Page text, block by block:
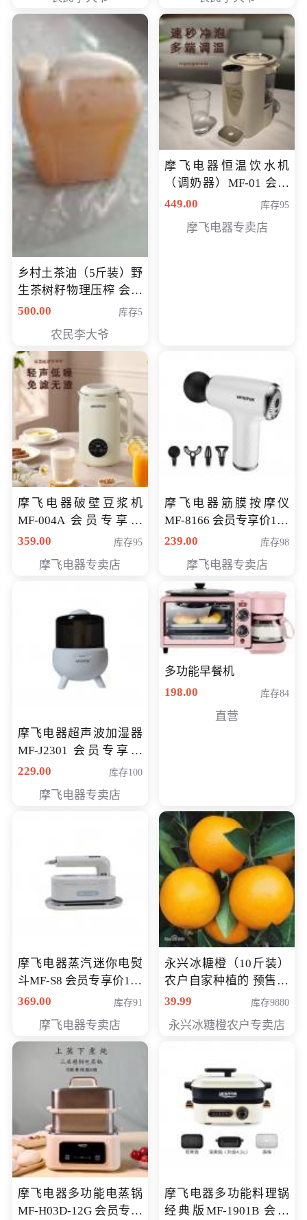
乡村土茶油（5斤装）野
生茶树籽物理压榨 会员
专享价400元
500.00 库存5
农民李大爷
摩飞电器恒温饮水机
（调奶器）MF-01 会员
专享价366元
449.00 库存95
摩飞电器专卖店
摩飞电器破壁豆浆机
MF-004A 会员专享价
168元
359.00 库存95
摩飞电器专卖店
摩飞电器筋膜按摩仪
MF-8166 会员专享价168
元
239.00 库存98
摩飞电器专卖店
摩飞电器超声波加湿器
MF-J2301 会员专享价
168元
229.00 库存100
摩飞电器专卖店
多功能早餐机
198.00
库存84
直营
摩飞电器蒸汽迷你电熨
斗MF-S8 会员专享价168
元
369.00 库存91
摩飞电器专卖店
永兴冰糖橙（10斤装）
农户自家种植的 预售10
万斤 会员包邮专享价
39.99 库存9880
永兴冰糖橙农户专卖店
摩飞电器多功能电蒸锅
MF-H03D-12G 会员专享
摩飞电器多功能料理锅
经典版MF-1901B 会员